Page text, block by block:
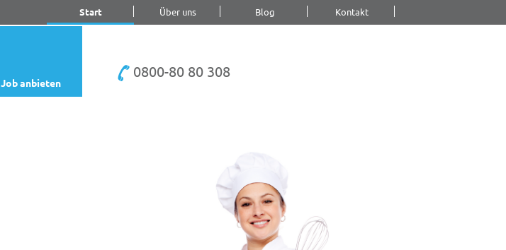
Start Über uns Blog Kontakt
Job anbieten
0800-80 80 308